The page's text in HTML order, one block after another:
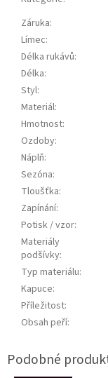
Záruka:
Límec:
Délka rukávů:
Délka:
Styl:
Materiál:
Hmotnost:
Ozdoby:
Náplň:
Sezóna:
Tloušťka:
Zapínání:
Potisk / vzor:
Materiály
podšívky:
Typ materiálu:
Kapuce:
Příležitost:
Obsah peří: